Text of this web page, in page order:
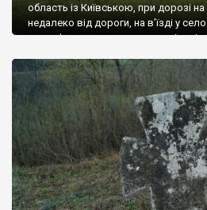
область із Київською, при дорозі
недалеко від дороги, на в’їзді у
рельєфне пано, яке показує жінку і
не видно, але видно дві стареньких